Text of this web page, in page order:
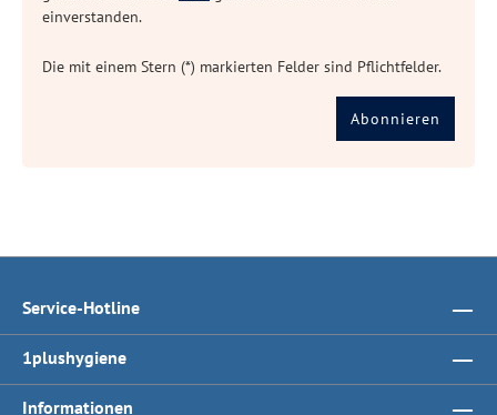
einverstanden.
Die mit einem Stern (*) markierten Felder sind Pflichtfelder.
Abonnieren
Service-Hotline
1plushygiene
Informationen